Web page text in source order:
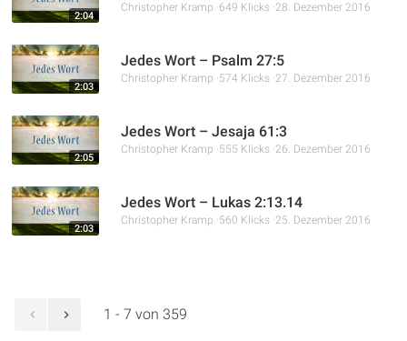
2:04
Christopher Kramp 649 Klicks 28. Dezember 2016
2:03
Jedes Wort – Psalm 27:5
Christopher Kramp 574 Klicks 27. Dezember 2016
2:05
Jedes Wort – Jesaja 61:3
Christopher Kramp 555 Klicks 26. Dezember 2016
2:03
Jedes Wort – Lukas 2:13.14
Christopher Kramp 560 Klicks 25. Dezember 2016
1 - 7 von 359